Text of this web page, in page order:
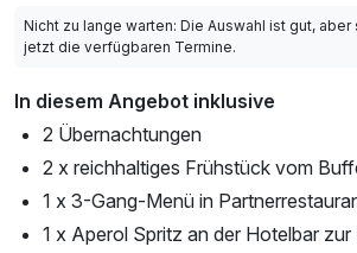
Nicht zu lange warten: Die Auswahl ist gut,
jetzt die verfügbaren Termine.
In diesem Angebot inklusive
2 Übernachtungen
2 x reichhaltiges Frühstück vom
1 x 3-Gang-Menü in
1 x Aperol Spritz an der Hotelbar